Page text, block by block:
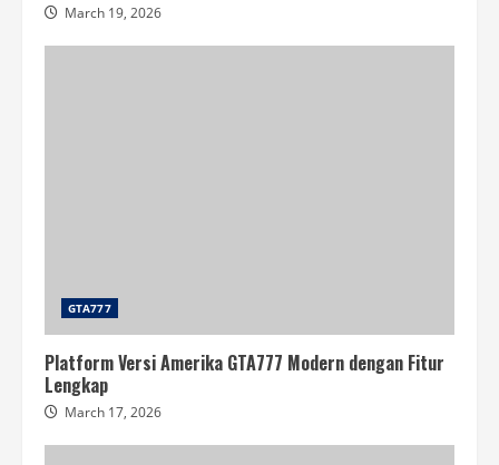
March 19, 2026
GTA777
Platform Versi Amerika GTA777 Modern dengan Fitur
Lengkap
March 17, 2026